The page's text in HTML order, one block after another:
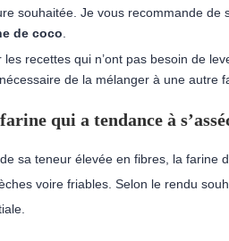
souhaitée. Je vous recommande de
de coco
les recettes qui n’ont pas besoin de
de la mélanger à une autre
qui a tendance à
sa teneur élevée en fibres, la farine
voire friables. Selon le rendu